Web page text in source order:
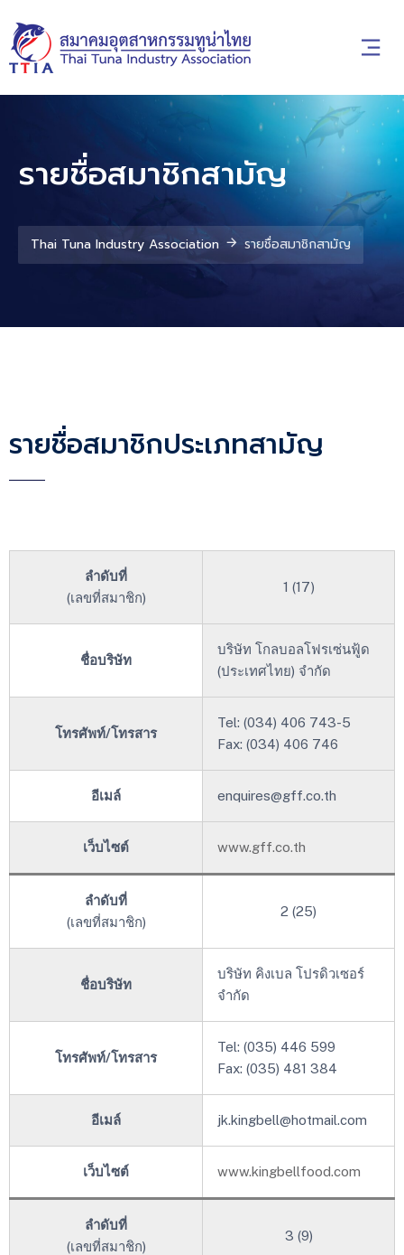
รายชื่อสมาชิกสามัญ
Thai Tuna Industry Association รายชื่อสมาชิกสามัญ
รายชื่อสมาชิกประเภทสามัญ
ลำดับที่
(เลขที่สมาชิก)
1 (17)
ชื่อบริษัท
บริษัท โกลบอลโฟรเซ่นฟู้ด
(ประเทศไทย) จำกัด
โทรศัพท์/โทรสาร
Tel: (034) 406 743-5
Fax: (034) 406 746
อีเมล์ enquires@gff.co.th
เว็บไซต์ www.gff.co.th
ลำดับที่
(เลขที่สมาชิก)
2 (25)
ชื่อบริษัท
บริษัท คิงเบล โปรดิวเซอร์
จำกัด
โทรศัพท์/โทรสาร
Tel: (035) 446 599
Fax: (035) 481 384
อีเมล์ jk.kingbell@hotmail.com
เว็บไซต์ www.kingbellfood.com
ลำดับที่
(เลขที่สมาชิก)
3 (9)